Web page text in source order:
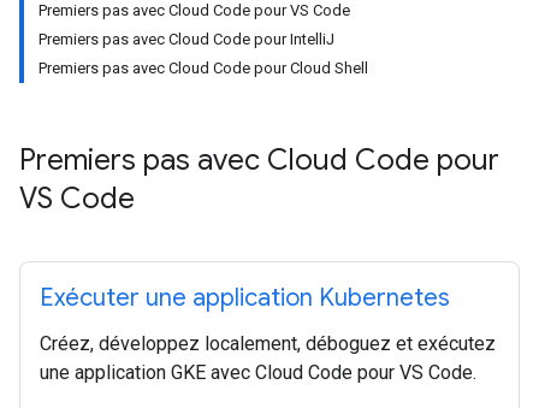
Premiers pas avec Cloud Code pour VS Code
Premiers pas avec Cloud Code pour IntelliJ
Premiers pas avec Cloud Code pour Cloud Shell
Premiers pas avec Cloud Code pour
VS Code
Exécuter une application Kubernetes
Créez, développez localement, déboguez et exécutez
une application GKE avec Cloud Code pour VS Code.